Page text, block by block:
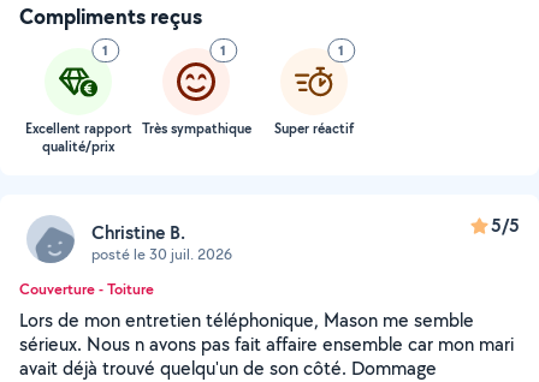
Compliments reçus
1
Excellent rapport
qualité/prix
1
Très sympathique
1
Super réactif
Christine B.
posté le 30 juil. 2026
5/5
Couverture - Toiture
Lors de mon entretien téléphonique, Mason me semble
sérieux. Nous n avons pas fait affaire ensemble car mon mari
avait déjà trouvé quelqu'un de son côté. Dommage